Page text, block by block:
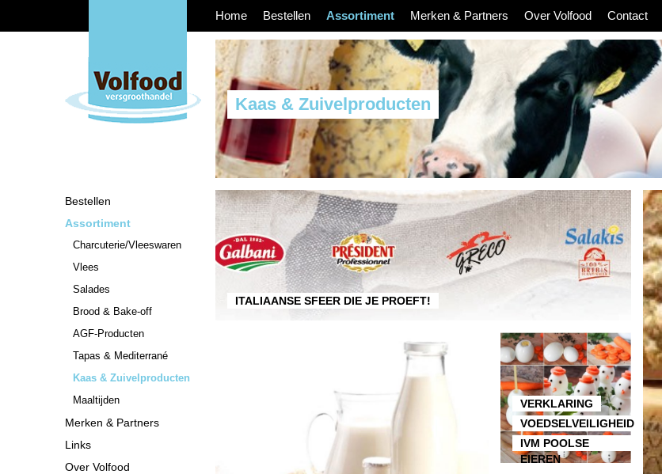
Home Bestellen Assortiment Merken & Partners Over Volfood Contact
Kaas & Zuivelproducten
Bestellen
Assortiment
Charcuterie/Vleeswaren
Vlees
Salades
Brood & Bake-off
AGF-Producten
Tapas & Mediterrané
Kaas & Zuivelproducten
Maaltijden
Merken & Partners
Links
Over Volfood
ITALIAANSE SFEER DIE JE PROEFT!
VERKLARING
VOEDSELVEILIGHEID
IVM POOLSE
EIEREN